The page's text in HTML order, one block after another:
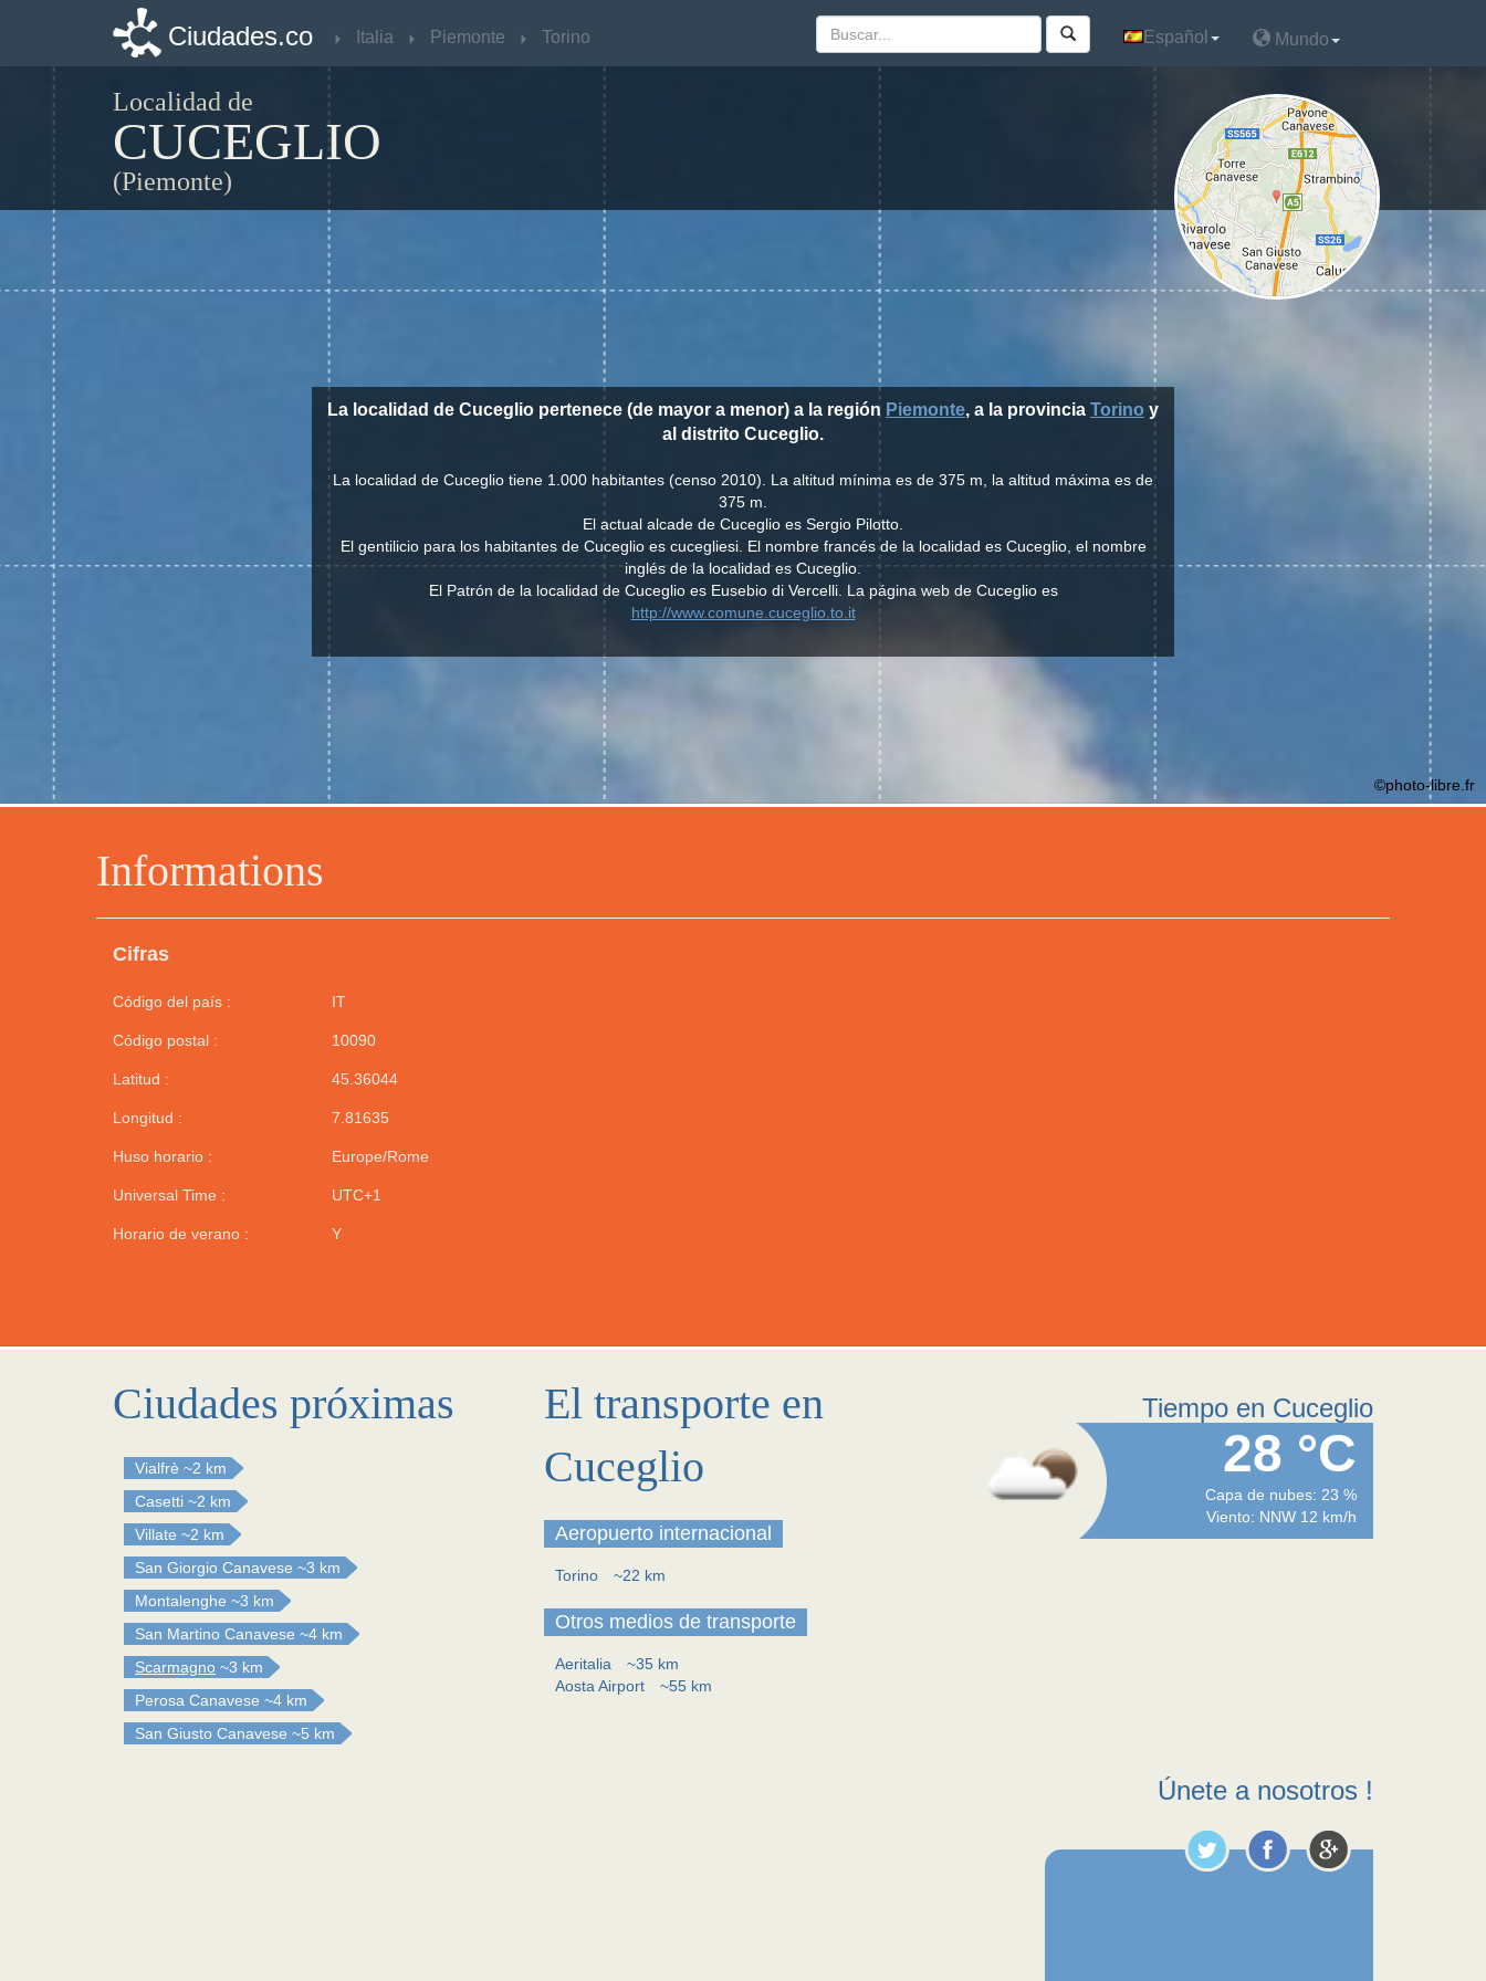
Ciudades.co Italia Piemonte Torino Español Mundo
Localidad de
CUCEGLIO
(Piemonte)
Informations
Cifras
Código del país : IT
Código postal : 10090
Latitud : 45.36044
Longitud : 7.81635
Huso horario : Europe/Rome
Universal Time : UTC+1
Horario de verano : Y
La localidad de Cuceglio pertenece (de mayor a menor) a la región Piemonte, a la provincia Torino y
al distrito Cuceglio.
La localidad de Cuceglio tiene 1.000 habitantes (censo 2010). La altitud mínima es de 375 m, la altitud máxima es de
375 m.
El actual alcade de Cuceglio es Sergio Pilotto.
El gentilicio para los habitantes de Cuceglio es cucegliesi. El nombre francés de la localidad es Cuceglio, el nombre
inglés de la localidad es Cuceglio.
El Patrón de la localidad de Cuceglio es Eusebio di Vercelli. La página web de Cuceglio es
http://www.comune.cuceglio.to.it
©photo-libre.fr
Ciudades próximas
Vialfrè ~2 km
Casetti ~2 km
Villate ~2 km
San Giorgio Canavese ~3 km
Montalenghe ~3 km
San Martino Canavese ~4 km
Scarmagno ~3 km
Perosa Canavese ~4 km
San Giusto Canavese ~5 km
El transporte en
Cuceglio
Aeropuerto internacional
Torino ~22 km
Otros medios de transporte
Aeritalia
~35 km
Aosta Airport
~55 km
Tiempo en Cuceglio
28 °C
Capa de nubes: 23 %
Viento: NNW 12 km/h
Únete a nosotros !
Ciudades.co Italia Piemonte Torino Español Mundo